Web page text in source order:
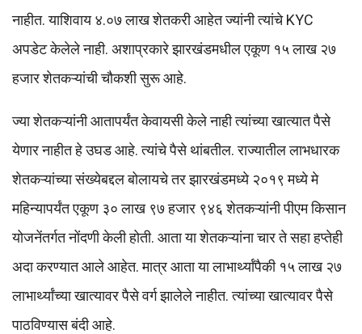
नाहीत. याशिवाय ४.०७ लाख शेतकरी आहेत ज्यांनी त्यांचे KYC
अपडेट केलेले नाही. अशाप्रकारे झारखंडमधील एकूण १५ लाख २७
हजार शेतकऱ्यांची चौकशी सुरू आहे.
ज्या शेतकऱ्यांनी आतापर्यंत केवायसी केले नाही त्यांच्या खात्यात पैसे
येणार नाहीत हे उघड आहे. त्यांचे पैसे थांबतील. राज्यातील लाभधारक
शेतकऱ्यांच्या संख्येबद्दल बोलायचे तर झारखंडमध्ये २०१९ मध्ये मे
महिन्यापर्यंत एकूण ३० लाख ९७ हजार ९४६ शेतकऱ्यांनी पीएम किसान
योजनेंतर्गत नोंदणी केली होती. आता या शेतकऱ्यांना चार ते सहा हप्तेही
अदा करण्यात आले आहेत. मात्र आता या लाभार्थ्यांपैकी १५ लाख २७
लाभार्थ्यांच्या खात्यावर पैसे वर्ग झालेले नाहीत. त्यांच्या खात्यावर पैसे
पाठविण्यास बंदी आहे.